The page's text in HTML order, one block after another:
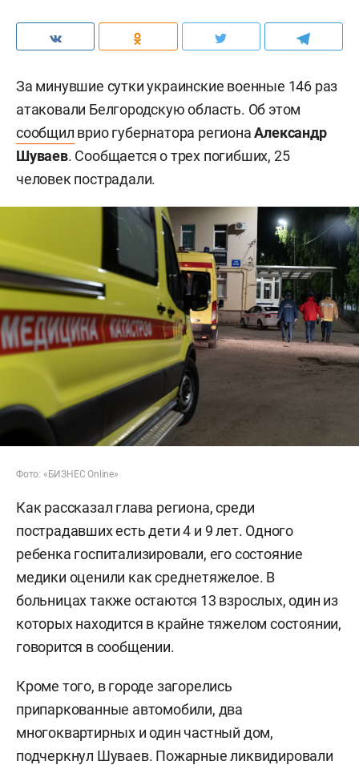
За минувшие сутки украинские военные 146 раз
атаковали Белгородскую область. Об этом
сообщил врио губернатора регионаАлександр
Шуваев. Сообщается о трех погибших, 25
человек пострадали.
Фото: «БИЗНЕС Online»
Как рассказал глава региона, среди
пострадавших есть дети 4 и 9 лет. Одного
ребенка госпитализировали, его состояние
медики оценили как среднетяжелое. В
больницах также остаются 13 взрослых, один из
которых находится в крайне тяжелом состоянии,
говорится в сообщении.
Кроме того, в городе загорелись
припаркованные автомобили, два
многоквартирных и один частный дом,
подчеркнул Шуваев. Пожарные ликвидировали